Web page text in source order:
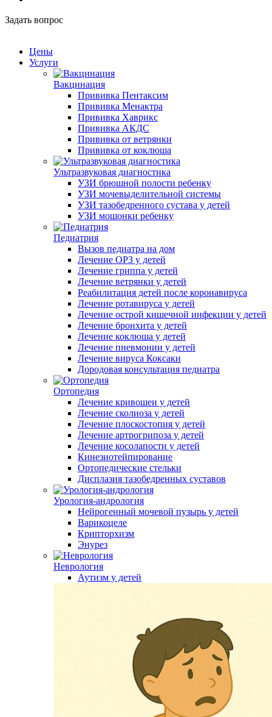
Задать вопрос
Цены
Услуги
Вакцинация
Прививка Пентаксим
Прививка Менактра
Прививка Хаврикс
Прививка АКДС
Прививка от ветрянки
Прививка от коклюша
Ультразвуковая диагностика
УЗИ брюшной полости ребенку
УЗИ мочевыделительной системы
УЗИ тазобедренного сустава у детей
УЗИ мошонки ребенку
Педиатрия
Вызов педиатра на дом
Лечение ОРЗ у детей
Лечение гриппа у детей
Лечение ветрянки у детей
Реабилитация детей после коронавируса
Лечение ротавируса у детей
Лечение острой кишечной инфекции у детей
Лечение бронхита у детей
Лечение коклюша у детей
Лечение пневмонии у детей
Лечение вируса Коксаки
Дородовая консультация педиатра
Ортопедия
Лечение кривошеи у детей
Лечение сколиоза у детей
Лечение плоскостопия у детей
Лечение артрогрипоза у детей
Лечение косолапости у детей
Кинезиотейпирование
Ортопедические стельки
Дисплазия тазобедренных суставов
Урология-андрология
Нейрогенный мочевой пузырь у детей
Варикоцеле
Крипторхизм
Энурез
Неврология
Аутизм у детей